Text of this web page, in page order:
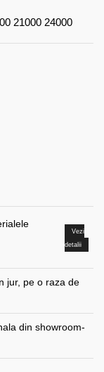
21000 24000
Vezi
detalii
jur, pe o raza de
din showroom-